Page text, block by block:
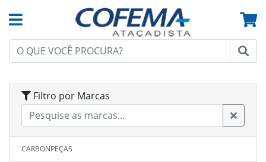
Filtro por Marcas
CARBONPEÇAS